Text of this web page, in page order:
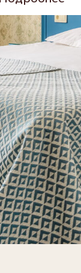
55
Фаттахова Алсу
доб. 318
Telegram